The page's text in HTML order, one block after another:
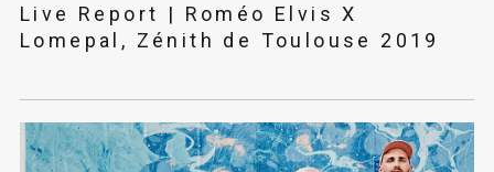
Live Report | Roméo Elvis X
Lomepal, Zénith de Toulouse 2019